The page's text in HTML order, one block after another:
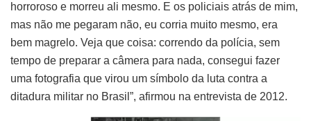
horroroso e morreu ali mesmo. E os policiais atrás de mim,
mas não me pegaram não, eu corria muito mesmo, era
bem magrelo. Veja que coisa: correndo da polícia, sem
tempo de preparar a câmera para nada, consegui fazer
uma fotografia que virou um símbolo da luta contra a
ditadura militar no Brasil”, afirmou na entrevista de 2012.